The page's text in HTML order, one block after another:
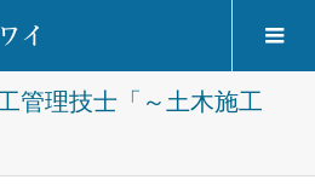
管理技士「～土木施工